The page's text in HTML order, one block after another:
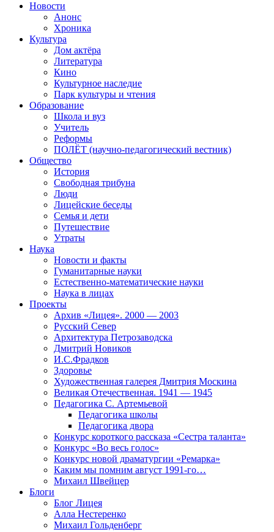
Новости
Анонс
Хроника
Культура
Дом актёра
Литература
Кино
Культурное наследие
Парк культуры и чтения
Образование
Школа и вуз
Учитель
Реформы
ПОЛЁТ (научно-педагогический вестник)
Общество
История
Свободная трибуна
Люди
Лицейские беседы
Семья и дети
Путешествие
Утраты
Наука
Новости и факты
Гуманитарные науки
Естественно-математические науки
Наука в лицах
Проекты
Архив «Лицея». 2000 — 2003
Русский Север
Архитектура Петрозаводска
Дмитрий Новиков
И.С.Фрадков
Здоровье
Художественная галерея Дмитрия Москина
Великая Отечественная. 1941 — 1945
Педагогика С. Артемьевой
Педагогика школы
Педагогика двора
Конкурс короткого рассказа «Сестра таланта»
Конкурс «Во весь голос»
Конкурс новой драматургии «Ремарка»
Каким мы помним август 1991-го…
Михаил Швейцер
Блоги
Блог Лицея
Алла Нестеренко
Михаил Гольденберг